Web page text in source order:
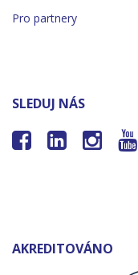
Pro partnery
SLEDUJ NÁS
   
AKREDITOVÁNO